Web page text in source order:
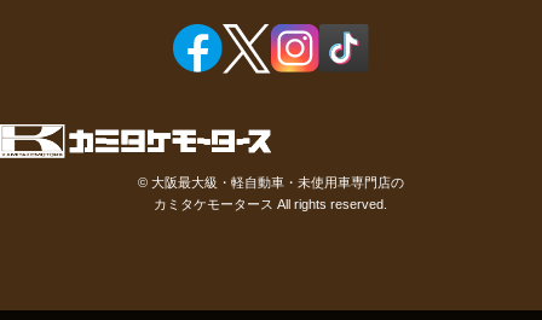
© 大阪最大級・軽自動車・未使用車専門店の
カミタケモータース All rights reserved.